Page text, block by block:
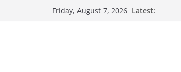
Friday, August 7, 2026 Latest: